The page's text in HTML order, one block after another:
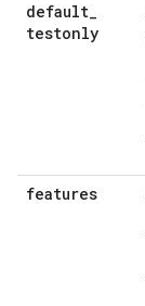
default_
testonly
features